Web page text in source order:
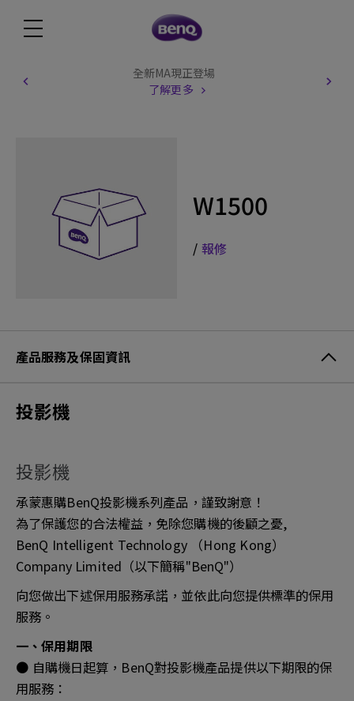
全新MA現正登場
了解更多
W1500
/ 報修
產品服務及保固資訊
投影機
投影機
承蒙惠購BenQ投影機系列產品，謹致謝意！
為了保護您的合法權益，免除您購機的後顧之憂,
BenQ Intelligent Technology （Hong Kong）
Company Limited（以下簡稱"BenQ"）
向您做出下述保用服務承諾，並依此向您提供標準的保用
服務。
一、保用期限
● 自購機日起算，BenQ對投影機產品提供以下期限的保
用服務：